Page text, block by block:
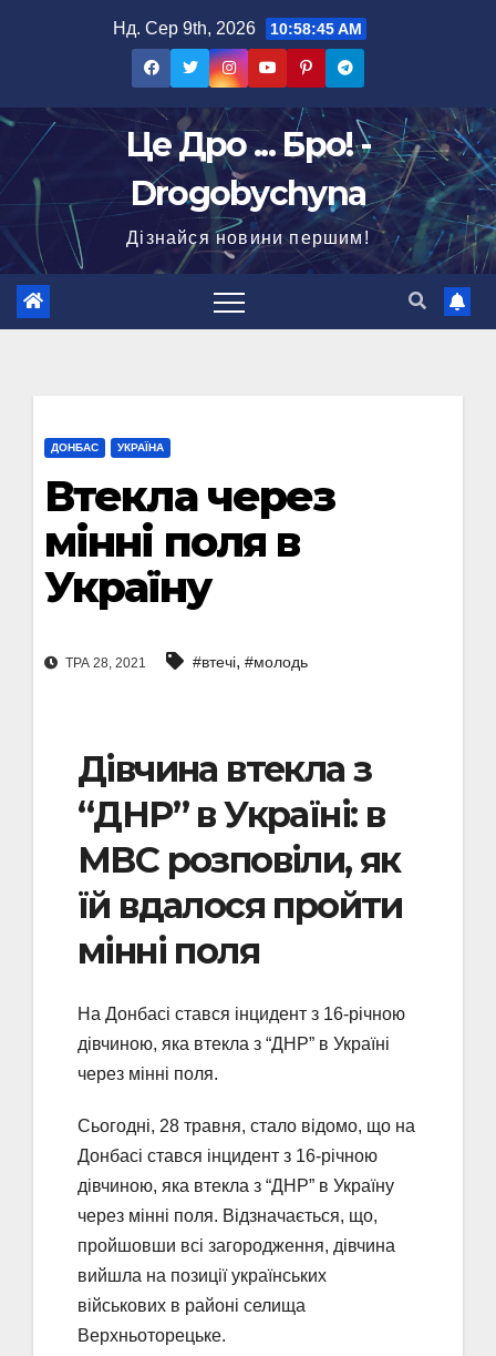
Нд. Сер 9th, 2026 10:58:46 AM
Це Дро ... Бро! -
Drogobychyna
Дізнайся новини першим!
ДОНБАС УКРАЇНА
Втекла через
мінні поля в
Україну
ТРА 28, 2021 #втечі, #молодь
Дівчина втекла з
“ДНР” в Україні: в
МВС розповіли, як
їй вдалося пройти
мінні поля
На Донбасі стався інцидент з 16-річною
дівчиною, яка втекла з “ДНР” в Україні
через мінні поля.
Сьогодні, 28 травня, стало відомо, що на
Донбасі стався інцидент з 16-річною
дівчиною, яка втекла з “ДНР” в Україну
через мінні поля. Відзначається, що,
пройшовши всі загородження, дівчина
вийшла на позиції українських
військових в районі селища
Верхньоторецьке.